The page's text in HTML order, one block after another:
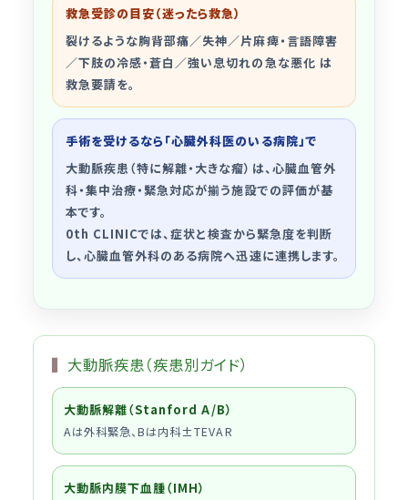
救急受診の目安（迷ったら救急）
裂けるような胸背部痛／失神／片麻痺・言語障害
／下肢の冷感・蒼白／強い息切れの急な悪化 は
救急要請を。
手術を受けるなら「心臓外科医のいる病院」で
大動脈疾患（特に解離・大きな瘤）は、心臓血管外
科・集中治療・緊急対応が揃う施設での評価が基
本です。
0th CLINICでは、症状と検査から緊急度を判断
し、心臓血管外科のある病院へ迅速に連携します。
大動脈疾患（疾患別ガイド）
大動脈解離（Stanford A/B）
Aは外科緊急、Bは内科±TEVAR
大動脈内膜下血腫（IMH）